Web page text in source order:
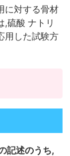
に対する骨材
,硫酸 ナトリ
用した試験方
記述のうち,